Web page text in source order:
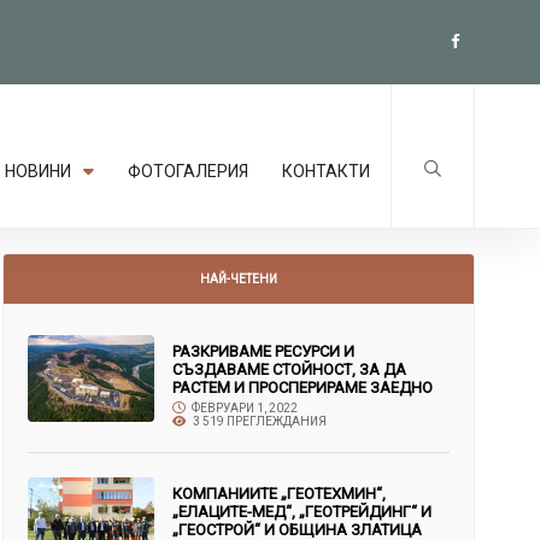
НОВИНИ ФОТОГАЛЕРИЯ КОНТАКТИ
НАЙ-ЧЕТЕНИ
РАЗКРИВАМЕ РЕСУРСИ И
СЪЗДАВАМЕ СТОЙНОСТ, ЗА ДА
РАСТЕМ И ПРОСПЕРИРАМЕ ЗАЕДНО
ФЕВРУАРИ 1, 2022
3 519 ПРЕГЛЕЖДАНИЯ
КОМПАНИИТЕ „ГЕОТЕХМИН“,
„ЕЛАЦИТЕ-МЕД“, „ГЕОТРЕЙДИНГ“ И
„ГЕОСТРОЙ“ И ОБЩИНА ЗЛАТИЦА